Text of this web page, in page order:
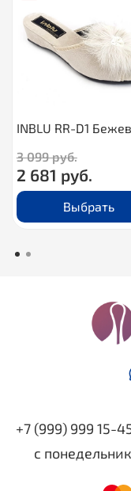
INBLU RR-D1
3 099 руб.
2 681 руб.
Выбрать
+7 (999) 999 15-
с